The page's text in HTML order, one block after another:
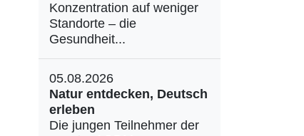
Konzentration auf weniger
Standorte – die
Gesundheit...
05.08.2026
Natur entdecken, Deutsch
erleben
Die jungen Teilnehmer der